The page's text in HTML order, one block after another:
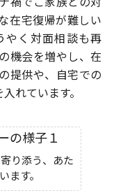
在宅復帰が難しい
やく対面相談も再
機会を増やし、在
供や、 自宅での
れています。
り添う、あた
ます。